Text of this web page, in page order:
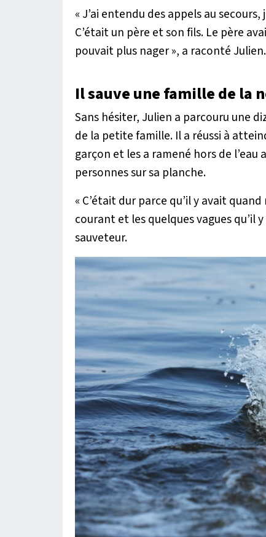
« J’ai entendu des appels au
C’était un père et son fils. Le père
pouvait plus nager », a raconté Julien.
Il sauve une famille de la
Sans hésiter, Julien a parcouru une
de la petite famille. Il a réussi à
garçon et les a ramené hors de
personnes sur sa planche.
« C’était dur parce qu’il y avait
courant et les quelques vagues qu’il
sauveteur.